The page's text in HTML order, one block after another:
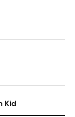
Kid